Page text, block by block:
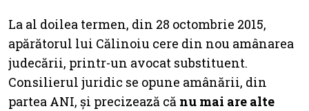
La al doilea termen, din 28 octombrie 2015,
apărătorul lui Călinoiu cere din nou amânarea
judecării, printr-un avocat substituent.
Consilierul juridic se opune amânării, din
partea ANI, și precizează că nu mai are alte